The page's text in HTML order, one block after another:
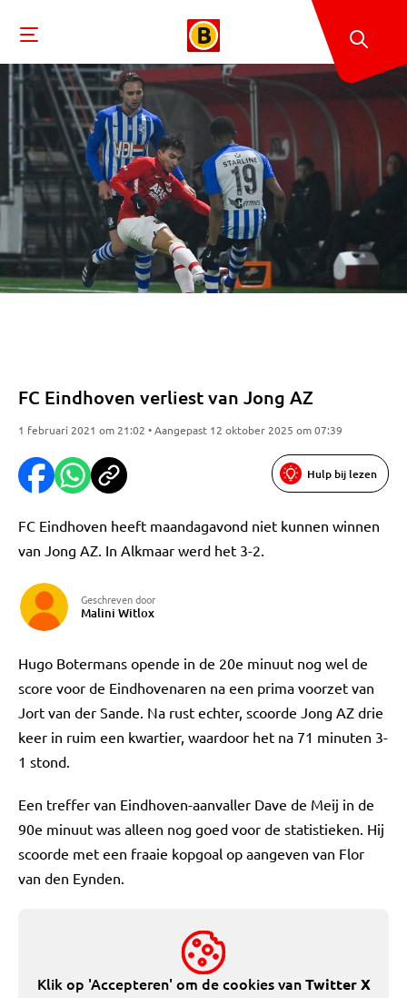
FC Eindhoven verliest van Jong AZ
1 februari 2021 om 21:02 • Aangepast 12 oktober 2025 om 07:39
Hulp bij lezen
FC Eindhoven heeft maandagavond niet kunnen winnen
van Jong AZ. In Alkmaar werd het 3-2.
Geschreven door
Malini Witlox
Hugo Botermans opende in de 20e minuut nog wel de
score voor de Eindhovenaren na een prima voorzet van
Jort van der Sande. Na rust echter, scoorde Jong AZ drie
keer in ruim een kwartier, waardoor het na 71 minuten 3-
1 stond.
Een treffer van Eindhoven-aanvaller Dave de Meij in de
90e minuut was alleen nog goed voor de statistieken. Hij
scoorde met een fraaie kopgoal op aangeven van Flor
van den Eynden.
Klik op 'Accepteren' om de cookies vanTwitter X